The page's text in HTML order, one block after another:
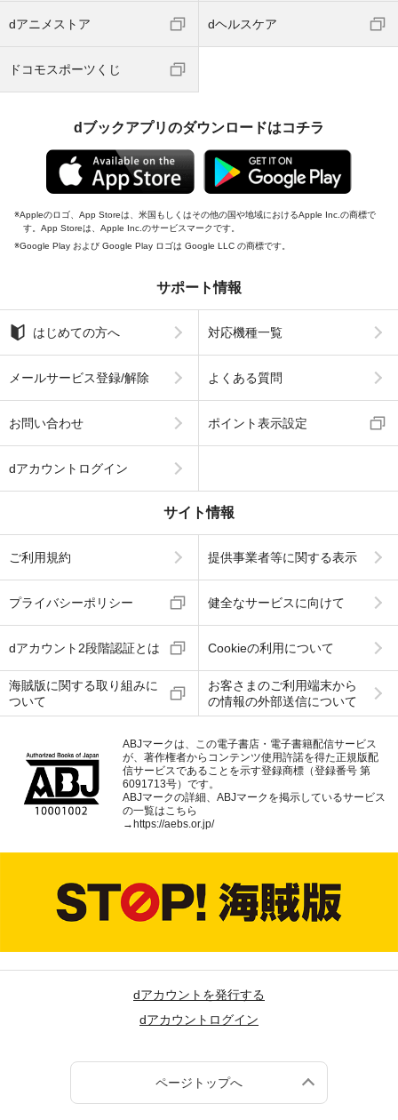
dアニメストア dヘルスケア
ドコモスポーツくじ
dブックアプリのダウンロードはコチラ
Appleのロゴ、App Storeは、米国もしくはその他の国や地域におけるApple Inc.の商標で
す。App Storeは、Apple Inc.のサービスマークです。
Google Play および Google Play ロゴは Google LLC の商標です。
サポート情報
はじめての方へ 対応機種一覧
メールサービス登録/解除 よくある質問
お問い合わせ ポイント表示設定
dアカウントログイン
サイト情報
ご利用規約 提供事業者等に関する表示
プライバシーポリシー 健全なサービスに向けて
dアカウント2段階認証とは Cookieの利用について
海賊版に関する取り組みに
ついて
お客さまのご利用端末から
の情報の外部送信について
ABJマークは、この電子書店・電子書籍配信サービス
が、著作権者からコンテンツ使用許諾を得た正規版配
信サービスであることを示す登録商標（登録番号 第
6091713号）です。
ABJマークの詳細、ABJマークを掲示しているサービス
の一覧はこちら
→https://aebs.or.jp/
dアカウントを発行する
dアカウントログイン
ページトップへ